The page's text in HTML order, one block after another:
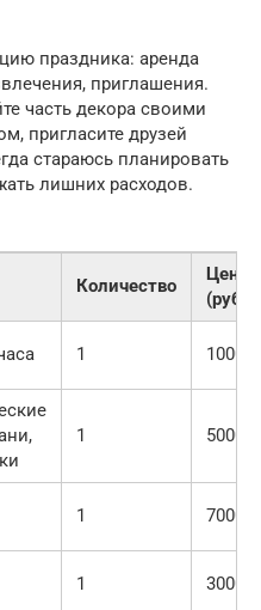
праздника: аренда
приглашения.
часть декора своими
пригласите друзей
стараюсь планировать
лишних расходов.
Количество
Цена
(руб.)
1 10000
1 5000
1 7000
1 3000